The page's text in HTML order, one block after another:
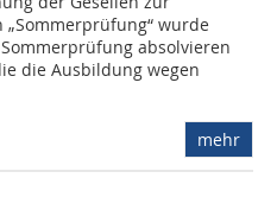
„Sommerprüfung“ wurde
absolvieren
die Ausbildung wegen
mehr